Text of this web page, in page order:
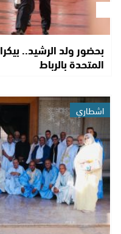
بحضور ولد الرشيد..
المتحدة بالرباط
اشطاري